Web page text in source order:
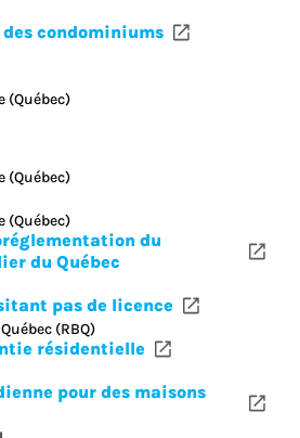
condominiums
(Québec)
(Québec)
(Québec)
du
du Québec
pas de licence
(RBQ)
résidentielle
pour des maisons